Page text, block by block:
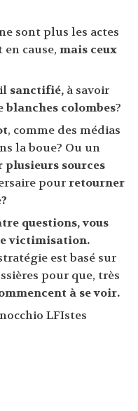
sont plus les actes
cause, mais ceux
sanctifié, à savoir
blanches colombes?
, comme des médias
la boue? Ou un
sources
pourretourner
questions, vous
victimisation.
est basé sur
pour que, très
à se voir.
LFIstes